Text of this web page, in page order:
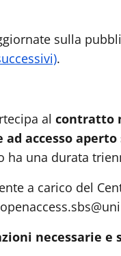
sulla
.
al contratto
ad accesso
ha una durata
a carico del
necessarie